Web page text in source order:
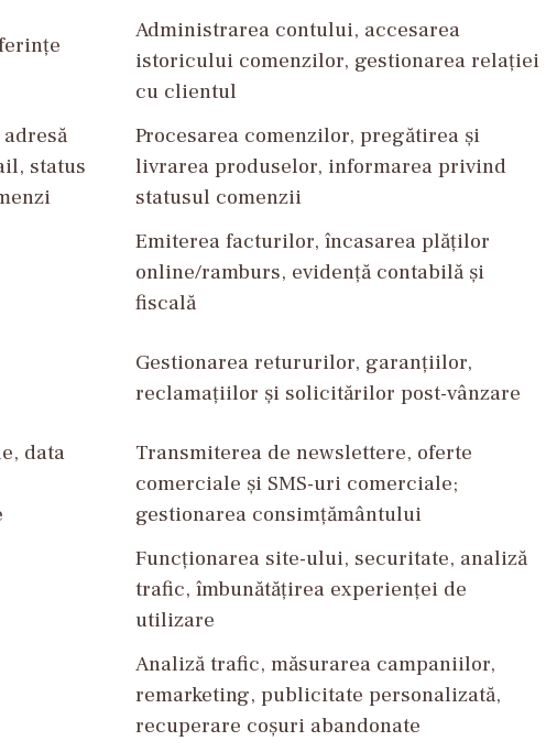
Administrarea contului, accesarea
istoricului comenzilor, gestionarea relației
cu clientul
status
Procesarea comenzilor, pregătirea și
livrarea produselor, informarea privind
statusul comenzii
Emiterea facturilor, încasarea plăților
online/ramburs, evidență contabilă și
fiscală
Gestionarea retururilor, garanțiilor,
reclamațiilor și solicitărilor post-vânzare
data
Transmiterea de newslettere, oferte
comerciale și SMS-uri comerciale;
gestionarea consimțământului
Funcționarea site-ului, securitate, analiză
trafic, îmbunătățirea experienței de
utilizare
Analiză trafic, măsurarea campaniilor,
remarketing, publicitate personalizată,
recuperare coșuri abandonate